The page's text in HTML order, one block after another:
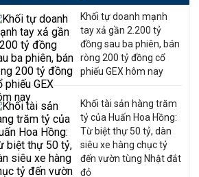
Khối tự doanh mạnh
tay xả gần 2.200 tỷ
đồng sau ba phiên, bán
ròng 200 tỷ đồng cổ
phiếu GEX hôm nay
Khối tài sản hàng trăm
tỷ của Huấn Hoa Hồng:
Từ biệt thự 50 tỷ, dàn
siêu xe hàng chục tỷ
đến vườn tùng Nhật đắt
đỏ